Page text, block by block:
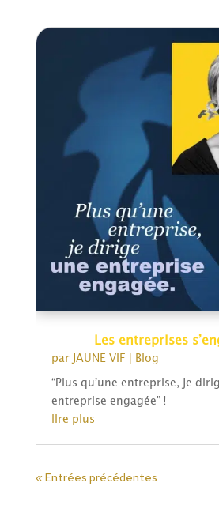
Les entreprises
par JAUNE VIF Blog
“Plus qu’une entreprise, je
entreprise engagée” !
lire plus
« Entrées précédentes